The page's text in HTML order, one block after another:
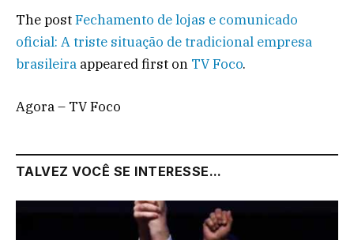
The postFechamento de lojas e comunicado
oficial: A triste situação de tradicional empresa
brasileira appeared first on TV Foco.
Agora – TV Foco
TALVEZ VOCÊ SE INTERESSE...